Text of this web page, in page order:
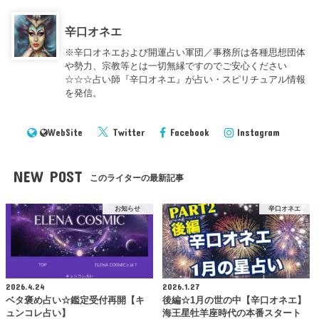
辛口オネエ
※辛口オネエおよび開運占い軍団／事務所は各種思想団体
や勢力、宗教等とは一切無縁ですのでご安心ください
☆☆☆占い師『辛口オネエ』が占い・スピリチュアル情報
を発信。
WebSite Twitter Facebook Instagram
NEW POST このライターの最新記事
お知らせ
2026.4.24
ベタ褒め占い☆鑑定受付再開【キ
ュンコレ占い】
辛口オネエ
2026.1.27
後編☆1月の世の中【辛口オネエ】
海王星牡羊座時代の本番スタート